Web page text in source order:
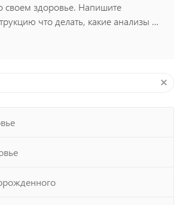
своем здоровье. Напишите
что делать, какие анализы и